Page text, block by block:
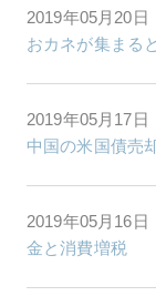
2019年05月20日
おカネが集まる
2019年05月17日
中国の米国債売
2019年05月16日
金と消費増税